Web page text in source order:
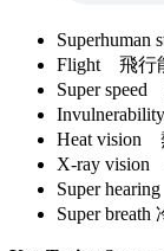
Flight 飛行
Super
Heat vision
X-ray
Super
Super breath